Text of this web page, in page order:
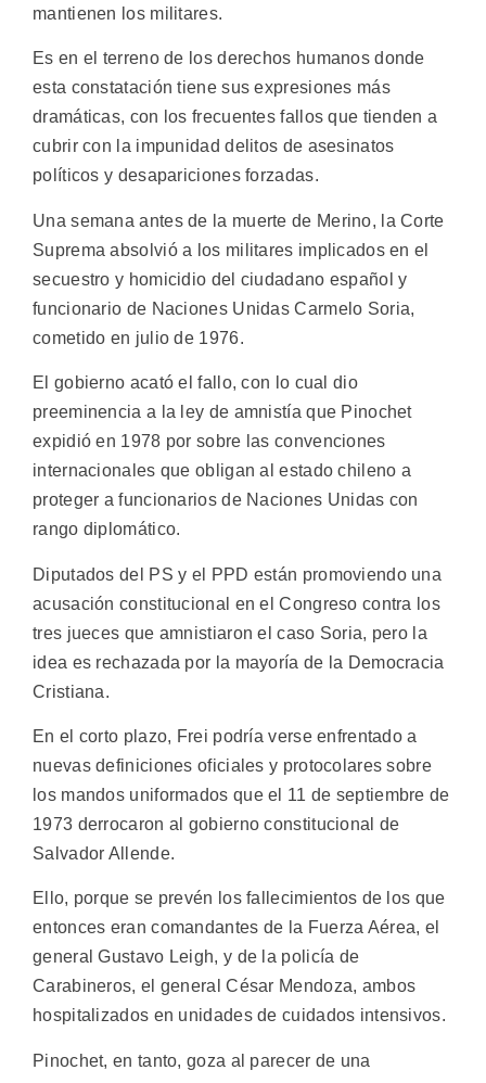
mantienen los militares.
Es en el terreno de los derechos humanos donde
esta constatación tiene sus expresiones más
dramáticas, con los frecuentes fallos que tienden a
cubrir con la impunidad delitos de asesinatos
políticos y desapariciones forzadas.
Una semana antes de la muerte de Merino, la Corte
Suprema absolvió a los militares implicados en el
secuestro y homicidio del ciudadano español y
funcionario de Naciones Unidas Carmelo Soria,
cometido en julio de 1976.
El gobierno acató el fallo, con lo cual dio
preeminencia a la ley de amnistía que Pinochet
expidió en 1978 por sobre las convenciones
internacionales que obligan al estado chileno a
proteger a funcionarios de Naciones Unidas con
rango diplomático.
Diputados del PS y el PPD están promoviendo una
acusación constitucional en el Congreso contra los
tres jueces que amnistiaron el caso Soria, pero la
idea es rechazada por la mayoría de la Democracia
Cristiana.
En el corto plazo, Frei podría verse enfrentado a
nuevas definiciones oficiales y protocolares sobre
los mandos uniformados que el 11 de septiembre de
1973 derrocaron al gobierno constitucional de
Salvador Allende.
Ello, porque se prevén los fallecimientos de los que
entonces eran comandantes de la Fuerza Aérea, el
general Gustavo Leigh, y de la policía de
Carabineros, el general César Mendoza, ambos
hospitalizados en unidades de cuidados intensivos.
Pinochet, en tanto, goza al parecer de una